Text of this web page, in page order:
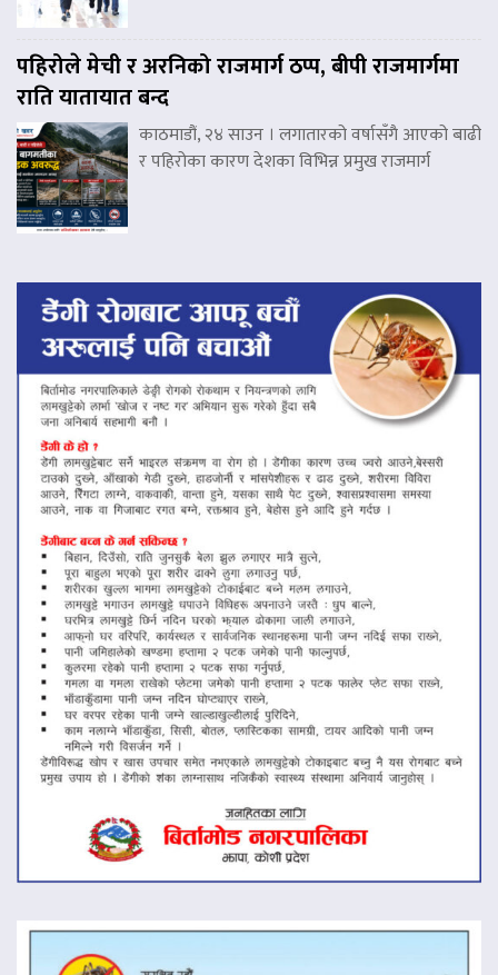
पहिरोले मेची र अरनिको राजमार्ग ठप्प, बीपी राजमार्गमा
राति यातायात बन्द
काठमाडौं, २४ साउन । लगातारको वर्षासँगै आएको बाढी
र पहिरोका कारण देशका विभिन्न प्रमुख राजमार्ग